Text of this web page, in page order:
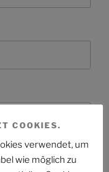
COOKIES.
verwendet, um
wie möglich zu